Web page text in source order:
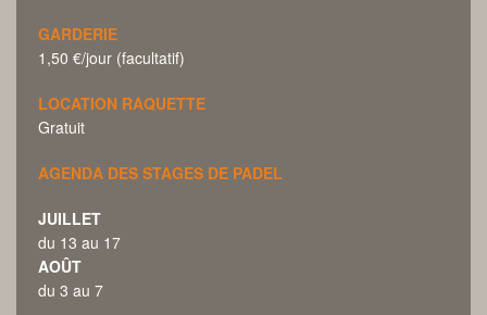
GARDERIE
1,50 €/jour (facultatif)
LOCATION RAQUETTE
Gratuit
AGENDA DES STAGES DE PADEL
JUILLET
du 13 au 17
AOÛT
du 3 au 7